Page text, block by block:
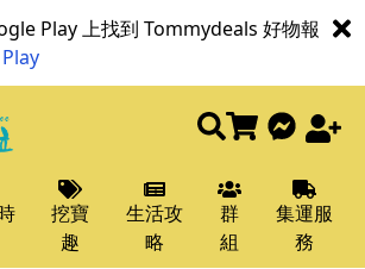
Play 上找到 Tommydeals 好物報
挖寶
趣
生活攻
略
群
組
集運服
務